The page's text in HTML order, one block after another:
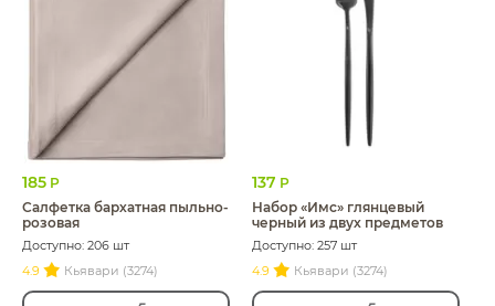
185 Р
Салфетка бархатная пыльно-
розовая
Доступно: 206 шт
4.9
Кьявари (3274)
137 Р
Набор «Имс» глянцевый
черный из двух предметов
Доступно: 257 шт
4.9
Кьявари (3274)